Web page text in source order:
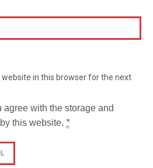
in this browser for the next
agree with the storage and
this website. *